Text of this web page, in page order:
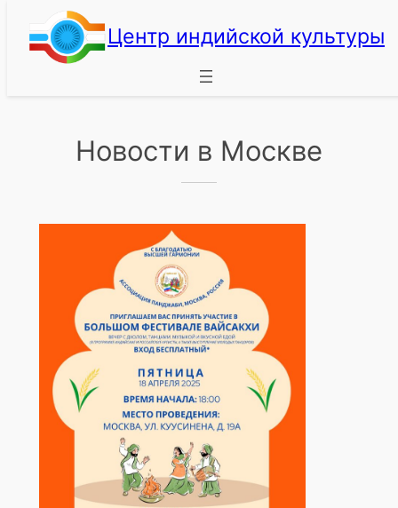
Перейти
содержимому
Центр индийской культуры
Новости в Москве